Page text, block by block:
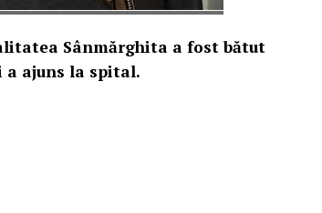
Sânmărghita a fost bătut
a ajuns la spital.